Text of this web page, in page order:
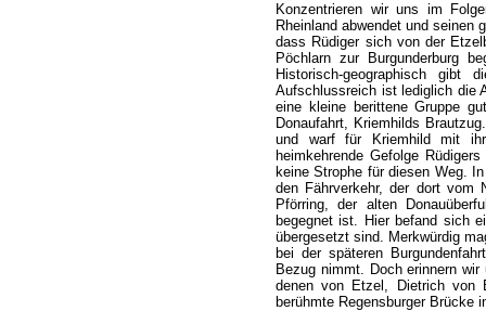
Konzentrieren wir uns im
Rheinland abwendet und seinen
dass Rüdiger sich von der
Pöchlarn zur Burgunderburg
Historisch-geographisch gibt
Aufschlussreich ist lediglich die
eine kleine berittene Gruppe
Donaufahrt, Kriemhilds
und warf für Kriemhild mit
heimkehrende Gefolge
keine Strophe für diesen Weg.
den Fährverkehr, der dort vom
Pförring, der alten
begegnet ist. Hier befand sich
übergesetzt sind. Merkwürdig
bei der späteren
Bezug nimmt. Doch erinnern
denen von Etzel, Dietrich von
berühmte Regensburger Brücke